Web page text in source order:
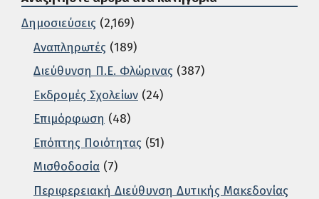
Δημοσιεύσεις (2,169)
Αναπληρωτές (189)
Διεύθυνση Π.Ε. Φλώρινας (387)
Εκδρομές Σχολείων (24)
Επιμόρφωση (48)
Επόπτης Ποιότητας (51)
Μισθοδοσία (7)
Περιφερειακή Διεύθυνση Δυτικής Μακεδονίας